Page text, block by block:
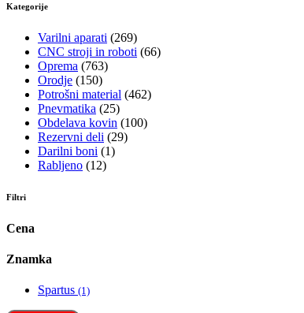
Kategorije
Varilni aparati (269)
CNC stroji in roboti (66)
Oprema (763)
Orodje (150)
Potrošni material (462)
Pnevmatika (25)
Obdelava kovin (100)
Rezervni deli (29)
Darilni boni (1)
Rabljeno (12)
Filtri
Cena
Znamka
Spartus (1)